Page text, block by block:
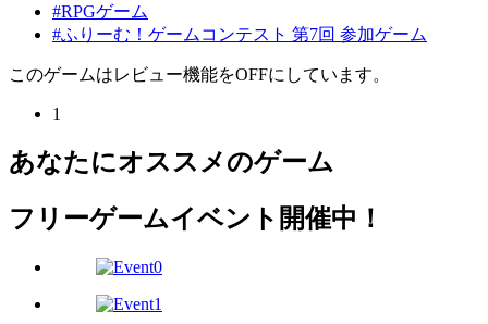
#RPGゲーム
#ふりーむ！ゲームコンテスト 第7回 参加ゲーム
このゲームはレビュー機能をOFFにしています。
1
あなたにオススメのゲーム
フリーゲームイベント開催中！